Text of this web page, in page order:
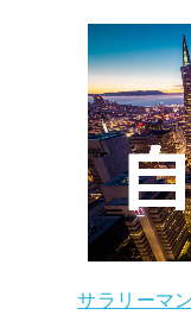
サラリーマ